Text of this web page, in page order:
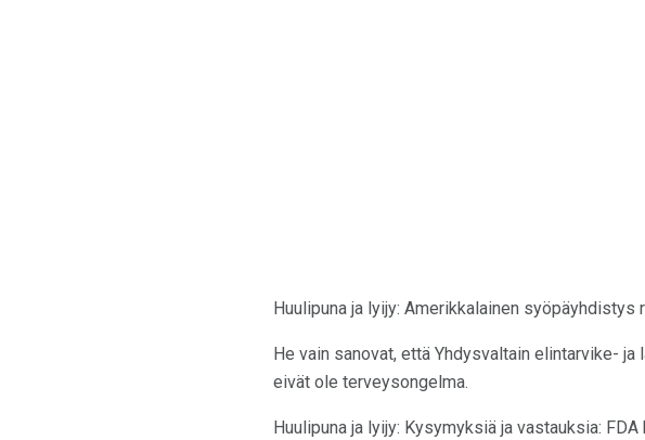
Huulipuna ja lyijy: Amerikkalainen syöpäyhdistys
He vain sanovat, että Yhdysvaltain elintarvike-
eivät ole terveysongelma.
Huulipuna ja lyijy: Kysymyksiä ja vastauksia: